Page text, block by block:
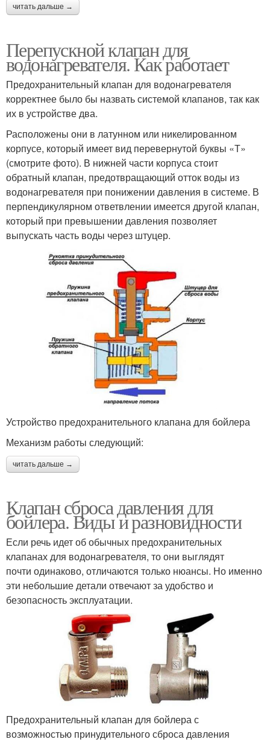
читать дальше →
Перепускной клапан для
водонагревателя. Как работает
Предохранительный клапан для водонагревателя
корректнее было бы назвать системой клапанов, так как
их в устройстве два.
Расположены они в латунном или никелированном
корпусе, который имеет вид перевернутой буквы «Т»
(смотрите фото). В нижней части корпуса стоит
обратный клапан, предотвращающий отток воды из
водонагревателя при понижении давления в системе. В
перпендикулярном ответвлении имеется другой клапан,
который при превышении давления позволяет
выпускать часть воды через штуцер.
Устройство предохранительного клапана для бойлера
Механизм работы следующий:
читать дальше →
Клапан сброса давления для
бойлера. Виды и разновидности
Если речь идет об обычных предохранительных
клапанах для водонагревателя, то они выглядят
почти одинаково, отличаются только нюансы. Но именно
эти небольшие детали отвечают за удобство и
безопасность эксплуатации.
Предохранительный клапан для бойлера с
возможностью принудительного сброса давления